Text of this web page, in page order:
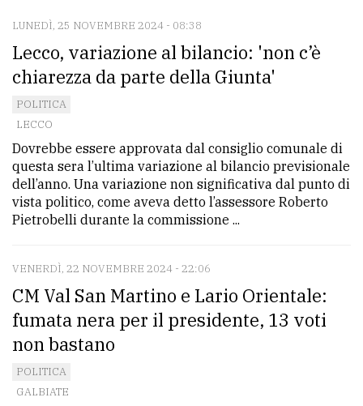
La
redazione
Scrivici
Per
tua
pubblicità
Cerca
per
comune
Ricerca
avanzata
LUNEDÌ, 25 NOVEMBRE 2024 - 08:38
Lecco, variazione al bilancio: 'non c’è
chiarezza da parte della Giunta'
POLITICA
LECCO
Dovrebbe essere approvata dal consiglio comunale di
questa sera l’ultima variazione al bilancio previsionale
dell’anno. Una variazione non significativa dal punto di
vista politico, come aveva detto l’assessore Roberto
Pietrobelli durante la commissione ...
VENERDÌ, 22 NOVEMBRE 2024 - 22:06
CM Val San Martino e Lario Orientale:
fumata nera per il presidente, 13 voti
non bastano
POLITICA
GALBIATE